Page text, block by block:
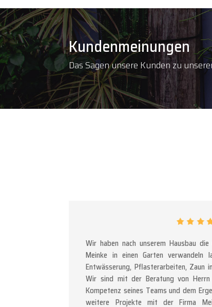
Kundenmeinungen
Das Sagen unsere Kunden zu
Wir haben nach unserem Hausbau
Meinke in einen Garten verwandeln
Entwässerung, Pflasterarbeiten, Zaun
Wir sind mit der Beratung von Herrn
Kompetenz seines Teams und dem
weitere Projekte mit der Firma